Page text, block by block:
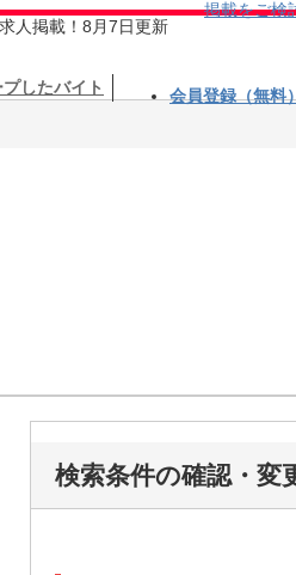
人掲載！8月7日更新
掲載をご検
プしたバイト 会員登録（無料
検索条件の確認・変